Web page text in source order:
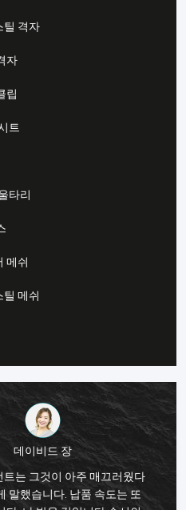
틸 격자
자
립
트
타리
메쉬
틸 메쉬
데이비드 장
트는 그것이 아주 매끄러웠다
말했습니다. 납품 속도는 또